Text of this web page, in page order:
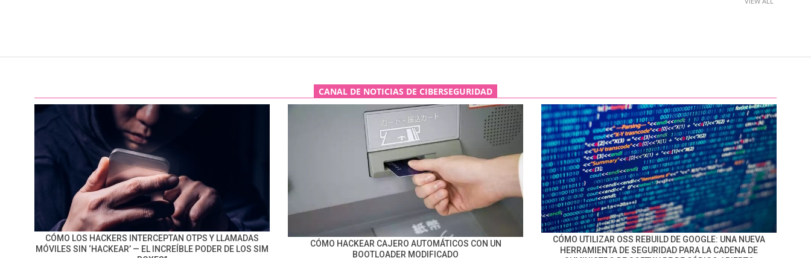
CANAL DE NOTICIAS DE CIBERSEGURIDAD
CÓMO LOS HACKERS INTERCEPTAN OTPS Y LLAMADAS
MÓVILES SIN ‘HACKEAR’ — EL INCREÍBLE PODER DE LOS SIM
CÓMO HACKEAR CAJERO AUTOMÁTICOS CON UN
BOOTLOADER MODIFICADO
CÓMO UTILIZAR OSS REBUILD DE GOOGLE: UNA NUEVA
HERRAMIENTA DE SEGURIDAD PARA LA CADENA DE